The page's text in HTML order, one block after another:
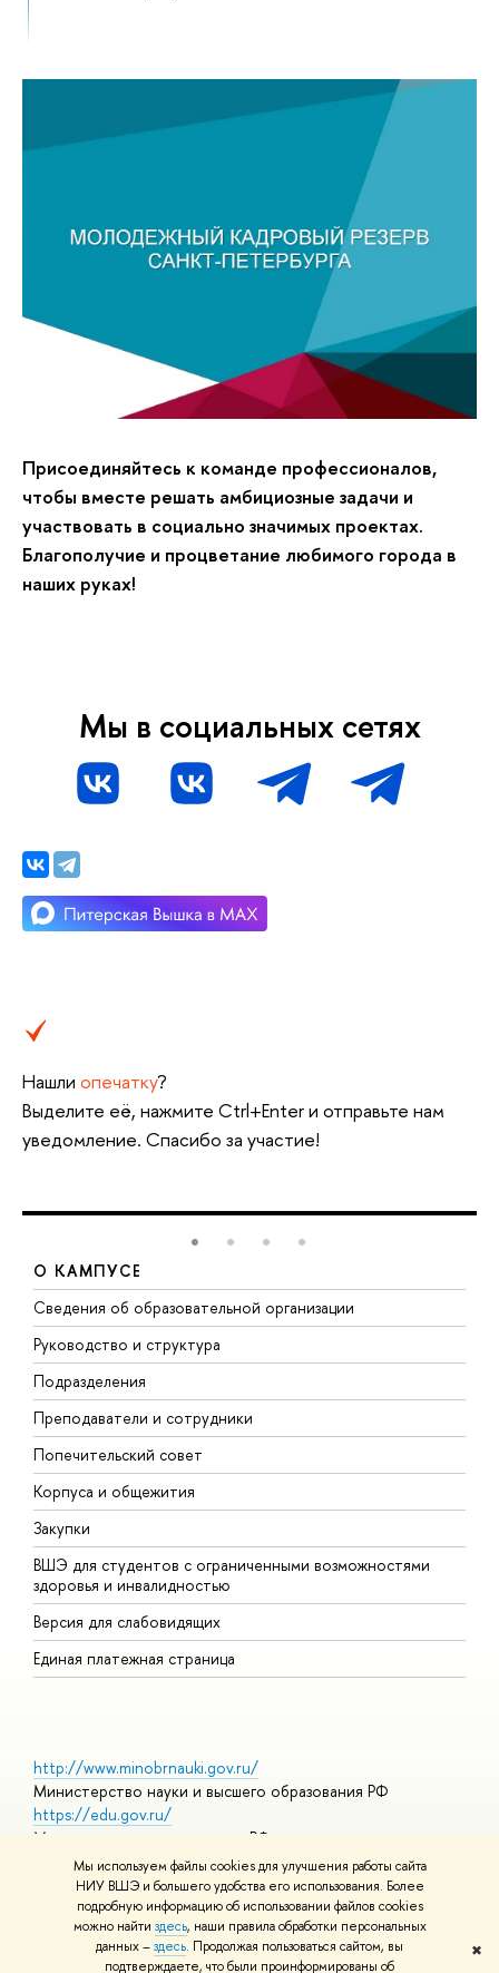
Мы используем файлы cookies для улучшения работы сайта
НИУ ВШЭ и большего удобства его использования. Более
подробную информацию об использовании файлов cookies
можно найти здесь, наши правила обработки персональных
данных –здесь. Продолжая пользоваться сайтом, вы
подтверждаете, что были проинформированы об
✖
Присоединяйтесь к команде профессионалов,
чтобы вместе решать амбициозные задачи и
участвовать в социально значимых проектах.
Благополучие и процветание любимого города в
наших руках!
Мы в социальных сетях
Нашли опечатку?
Выделите её, нажмите Ctrl+Enter и отправьте нам
уведомление. Спасибо за участие!
О КАМПУСЕ
Сведения об образовательной организации
Руководство и структура
Подразделения
Преподаватели и сотрудники
Попечительский совет
Корпуса и общежития
Закупки
ВШЭ для студентов с ограниченными возможностями
здоровья и инвалидностью
Версия для слабовидящих
Единая платежная страница
http://www.minobrnauki.gov.ru/
Министерство науки и высшего образования РФ
https://edu.gov.ru/
Министерство просвещения РФ
https://elearning.hse.ru/mooc
Массовые открытые онлайн-курсы
© НИУ ВШЭ 1993–2026 Адреса и контактыУсловия